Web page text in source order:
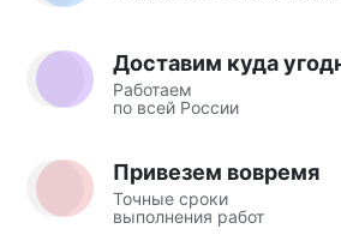
Доставим куда
Работаем
по всей России
Привезем вовремя
Точные сроки
выполнения работ